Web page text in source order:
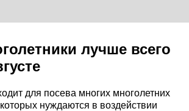
лучше всего
для посева многих многолетних
нуждаются в воздействии